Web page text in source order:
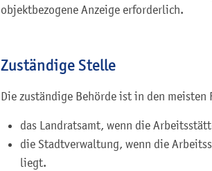
objektbezogene Anzeige erforderlich.
Zuständige Stelle
Die zuständige Behörde ist in den meisten
das Landratsamt, wenn die
die Stadtverwaltung, wenn die
liegt.